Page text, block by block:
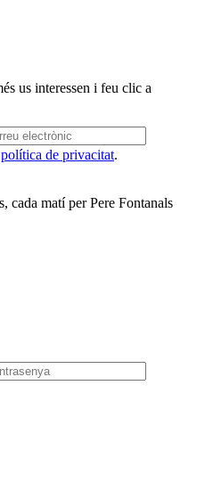
us interessen i feu clic a
política de privacitat.
cada matí per Pere Fontanals